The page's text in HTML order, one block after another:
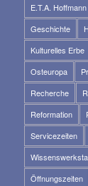
E.T.A. Hoffmann
Geschichte
Kulturelles Erbe
Osteuropa
Recherche
Reformation
Servicezeiten
Öffnungszeiten